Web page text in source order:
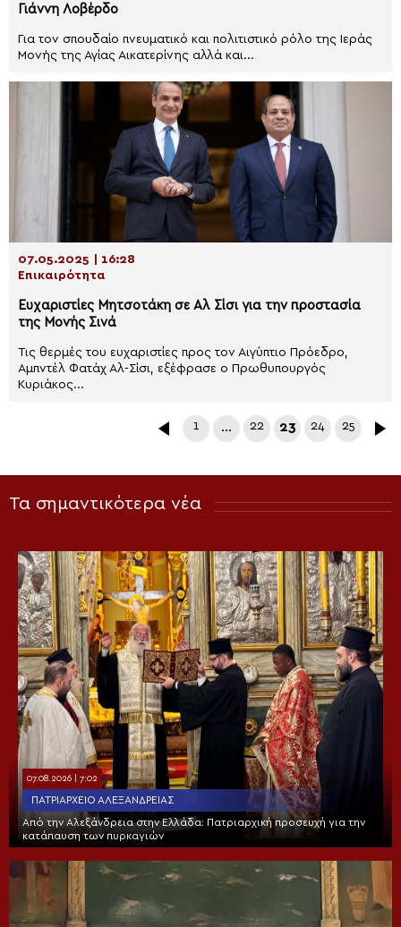
Γιάννη Λοβέρδο
Για τον σπουδαίο πνευματικό και πολιτιστικό ρόλο της Ιεράς
Μονής της Αγίας Αικατερίνης αλλά και...
07.05.2025 | 16:28
Επικαιρότητα
Ευχαριστίες Μητσοτάκη σε Αλ Σίσι για την προστασία
της Μονής Σινά
Τις θερμές του ευχαριστίες προς τον Αιγύπτιο Πρόεδρο,
Αμπντέλ Φατάχ Αλ-Σίσι, εξέφρασε ο Πρωθυπουργός
Κυριάκος...
1 … 22 23 24 25
Τα σημαντικότερα νέα
07.08.2026 | 7:02
ΠΑΤΡΙΑΡΧΕΊΟ ΑΛΕΞΑΝΔΡΕΊΑΣ
Από την Αλεξάνδρεια στην Ελλάδα: Πατριαρχική προσευχή για την
κατάπαυση των πυρκαγιών